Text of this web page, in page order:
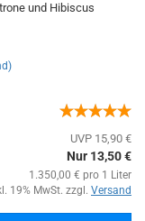
und Hibiscus
UVP 15,90 €
Nur 13,50 €
1.350,00 € pro 1 Liter
19% MwSt. zzgl. Versand